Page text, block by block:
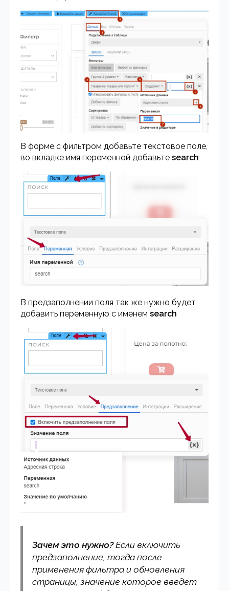
В форме с фильтром добавьте текстовое поле,
во вкладке имя переменной добавьте search
В предзаполнении поля так же нужно будет
добавить переменную с именем search
Зачем это нужно?Если включить
предзаполнение, тогда после
применения фильтра и обновления
страницы, значение которое введет